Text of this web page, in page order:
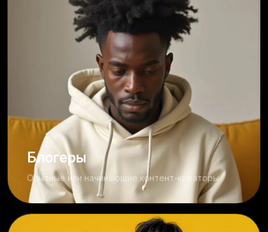
Блогеры
Опытные или начинающие контент-креаторы